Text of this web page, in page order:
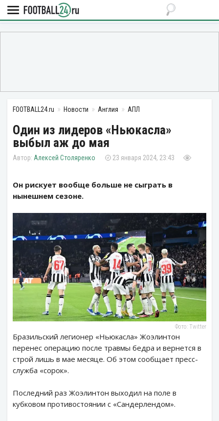
FOOTBALL24.ru Новости Англия АПЛ
Один из лидеров «Ньюкасла»
выбыл аж до мая
Алексей Столяренко 23 января 2024, 23:43
Он рискует вообще больше не сыграть в
нынешнем сезоне.
Фото: Twitter
Бразильский легионер «Ньюкасла» Жоэлинтон
перенес операцию после травмы бедра и вернется в
строй лишь в мае месяце. Об этом сообщает пресс-
служба «сорок».
Последний раз Жоэлинтон выходил на поле в
кубковом противостоянии с «Сандерлендом».